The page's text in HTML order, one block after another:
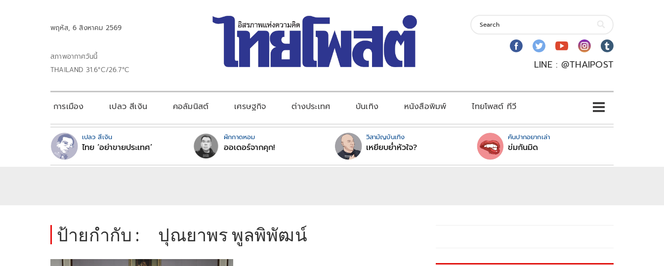
พฤหัส, 6 สิงหาคม 2569
สภาพอากาศวันนี้
THAILAND 31.6°C/26.7°C
LINE : @THAIPOST
การเมือง เปลว สีเงิน คอลัมนิสต์ เศรษฐกิจ ต่างประเทศ บันเทิง หนังสือพิมพ์ ไทยโพสต์ ทีวี
เปลว สีเงิน
ไทย ‘อย่าขายประเทศ’
ผักกาดหอม
ออเดอร์จากคุก!
วิสามัญบันเทิง
เหยียบย่ำหัวใจ?
คันปากอยากเล่า
ข่มกันมิด
ป้ายกำกับ : ปุณยาพร พูลพิพัฒน์